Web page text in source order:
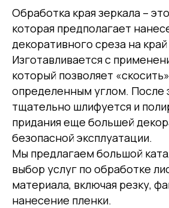
Обработка края зеркала –
которая предполагает
декоративного среза на край
Изготавливается с
который позволяет
определенным углом. После
тщательно шлифуется и
придания еще большей
безопасной эксплуатации.
Мы предлагаем большой
выбор услуг по обработке
материала, включая резку,
нанесение пленки.